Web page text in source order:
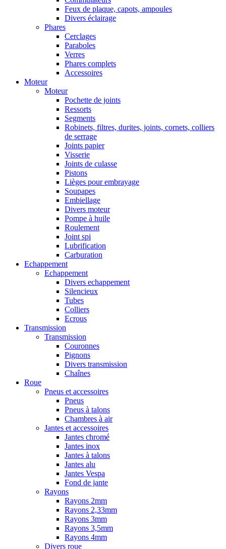
Feux de plaque, capots, ampoules
Divers éclairage
Phares
Cerclages
Paraboles
Verres
Phares complets
Accessoires
Moteur
Moteur
Pochette de joints
Ressorts
Segments
Robinets, filtres, durites, joints, cornets, colliers
de serrage
Joints papier
Visserie
Joints de culasse
Pistons
Lièges pour embrayage
Soupapes
Embiellage
Divers moteur
Pompe à huile
Roulement
Joint spi
Lubrification
Carburation
Echappement
Echappement
Divers echappement
Silencieux
Tubes
Colliers
Ecrous
Transmission
Transmission
Couronnes
Pignons
Divers transmission
Chaînes
Roue
Pneus et accessoires
Pneus
Pneus à talons
Chambres à air
Jantes et accessoires
Jantes chromé
Jantes inox
Jantes à talons
Jantes alu
Jantes Vespa
Fond de jante
Rayons
Rayons 2mm
Rayons 2,33mm
Rayons 3mm
Rayons 3,5mm
Rayons 4mm
Divers roue